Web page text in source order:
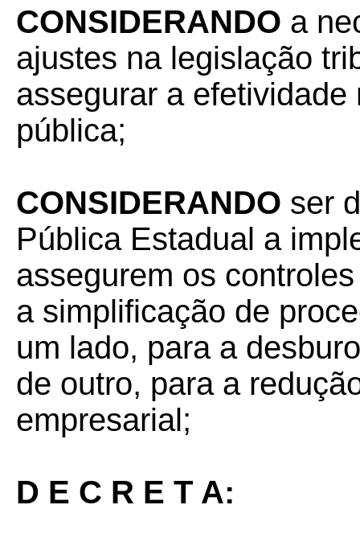
CONSIDERANDO a
ajustes na legislação
assegurar a
pública;
CONSIDERANDO ser
Pública Estadual a
assegurem os
a simplificação de
um lado, para a
de outro, para a
empresarial;
D E C R E T A: